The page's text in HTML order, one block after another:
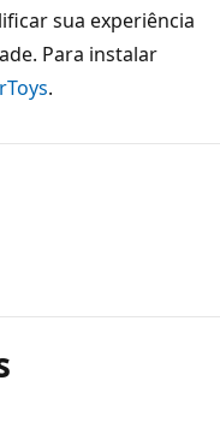
sua experiência
Para instalar
.